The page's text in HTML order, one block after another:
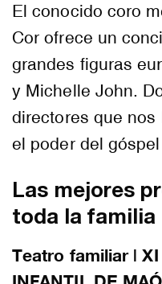
El conocido coro
Cor ofrece un
grandes figuras
y Michelle John.
directores que nos
el poder del
Las mejores
toda la familia
Teatro familiar | XI